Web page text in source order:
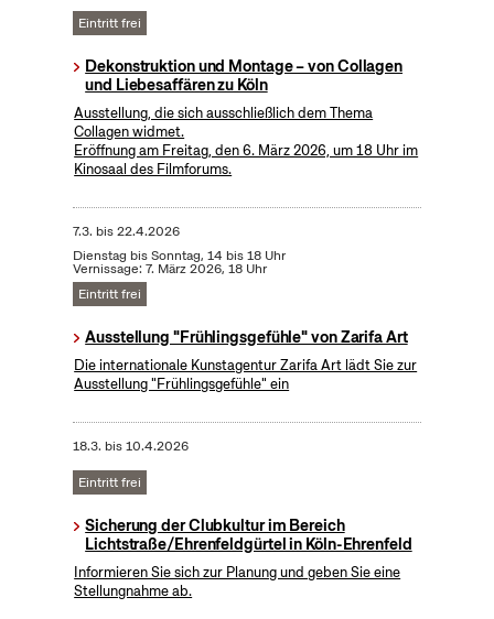
Eintritt frei
Dekonstruktion und Montage – von Collagen
und Liebesaffären zu Köln
Ausstellung, die sich ausschließlich dem Thema
Collagen widmet.
Eröffnung am Freitag, den 6. März 2026, um 18 Uhr im
Kinosaal des Filmforums.
7.3. bis22.4.2026
Dienstag bis Sonntag, 14 bis 18 Uhr
Vernissage: 7. März 2026, 18 Uhr
Eintritt frei
Ausstellung "Frühlingsgefühle" von Zarifa Art
Die internationale Kunstagentur Zarifa Art lädt Sie zur
Ausstellung "Frühlingsgefühle" ein
18.3. bis10.4.2026
Eintritt frei
Sicherung der Clubkultur im Bereich
Lichtstraße/Ehrenfeldgürtel in Köln-Ehrenfeld
Informieren Sie sich zur Planung und geben Sie eine
Stellungnahme ab.